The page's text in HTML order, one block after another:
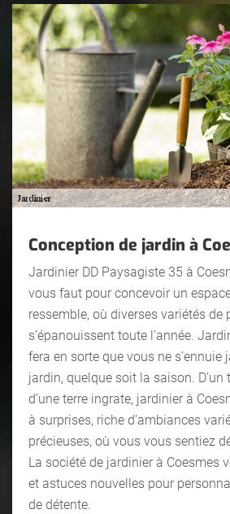
Conception de jardin à
Jardinier DD Paysagiste 35 à
vous faut pour concevoir un
ressemble, où diverses variétés de
s’épanouissent toute l’année.
fera en sorte que vous ne
jardin, quelque soit la saison.
d’une terre ingrate, jardinier à
à surprises, riche d’ambiances
précieuses, où vous vous sentiez
La société de jardinier à Coesmes
et astuces nouvelles pour
de détente.